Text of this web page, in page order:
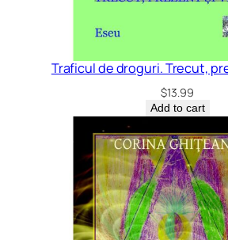
Traficul de droguri. Trecut,
$13.99
Add to cart